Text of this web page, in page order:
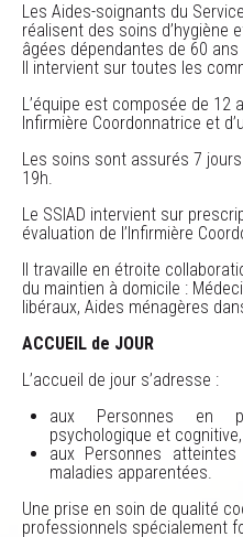
Les Aides-soignants du
réalisent des soins d’hygiène
âgées dépendantes de 60
Il intervient sur toutes les
L’équipe est composée de 12
Infirmière Coordonnatrice et
Les soins sont assurés 7
19h.
Le SSIAD intervient sur
évaluation de l’Infirmière
Il travaille en étroite
du maintien à domicile :
libéraux, Aides ménagères
ACCUEIL de JOUR
L’accueil de jour s’adresse :
aux Personnes en
psychologique et cognitive,
aux Personnes
maladies apparentées.
Une prise en soin de qualité
professionnels spécialement